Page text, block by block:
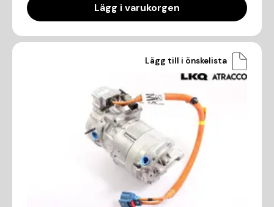
Lägg i varukorgen
Lägg till i önskelista